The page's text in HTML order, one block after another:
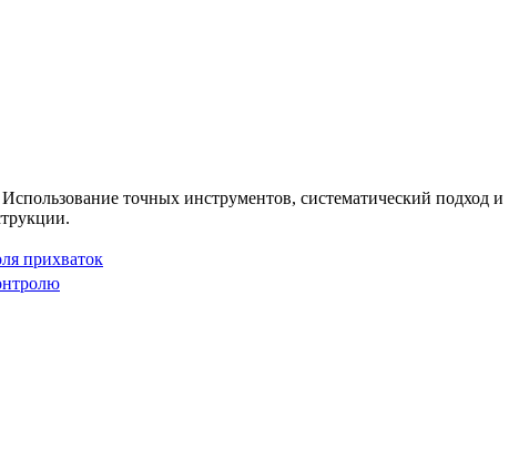
точных инструментов, систематический подход и
прихваток